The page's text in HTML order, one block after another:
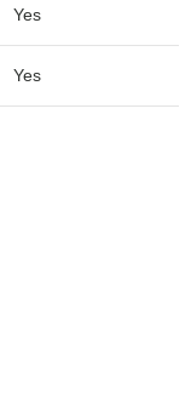
Yes
Yes